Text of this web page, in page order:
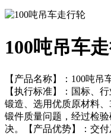
100吨吊车
【产品名称】：100吨
【执行标准】：国标、
锻造、选用优质原材料
锻件质量问题，经过检
决。【产品优势】：交